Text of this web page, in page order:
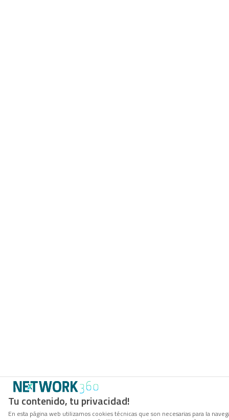
Tu contenido, tu privacidad!
En esta página web utilizamos cookies técnicas que son necesarias para la